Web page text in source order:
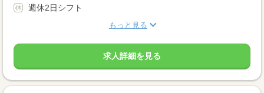
週休2日シフト
もっと見る
求人詳細を見る